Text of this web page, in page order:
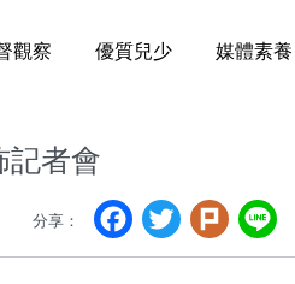
觀察 優質兒少 媒體素養
記者會
分享： Facebook
Twitter
Plurk